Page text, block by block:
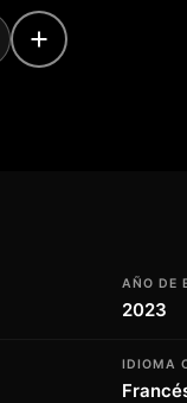
documental
y, por ende, en la
AÑO DE
2023
IDIOMA